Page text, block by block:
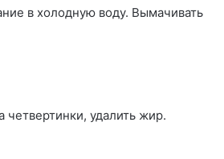
в холодную воду. Вымачивать
четвертинки, удалить жир.